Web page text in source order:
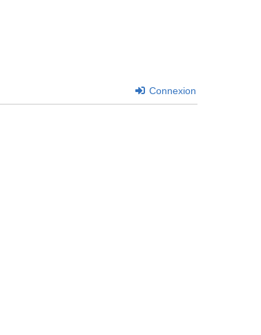
Connexion